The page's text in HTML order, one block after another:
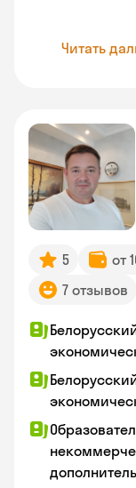
Читать
5 от
7 отзывов